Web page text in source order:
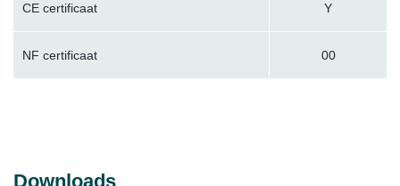
CE certificaat Y
NF certificaat 00
Downloads